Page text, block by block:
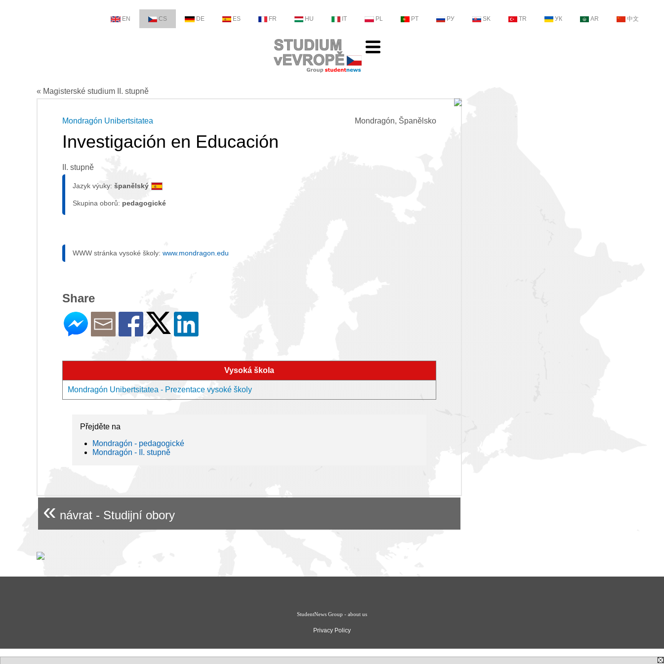
EN CS DE ES FR HU IT PL PT РУ SK TR УК AR 中文
« Magisterské studium II. stupně
Mondragón, Španělsko
Mondragón Unibertsitatea
Investigación en Educación
II. stupně
Jazyk výuky: španělský
Skupina oborů: pedagogické
WWW stránka vysoké školy: www.mondragon.edu
Share
Vysoká škola
Mondragón Unibertsitatea - Prezentace vysoké školy
Přejděte na
Mondragón - pedagogické
Mondragón - II. stupně
« návrat - Studijní obory
StudentNews Group - about us
Privacy Policy